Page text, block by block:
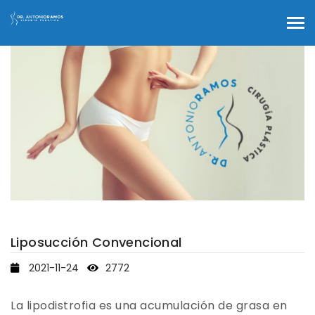
Liposucción Convencional
2021-11-24 2772
La lipodistrofia es una acumulación de grasa en